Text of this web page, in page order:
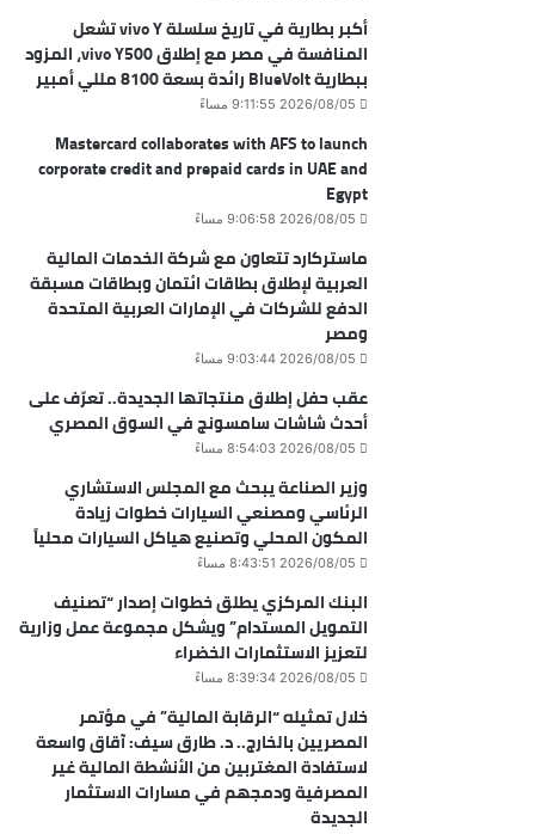
أكبر بطارية في تاريخ سلسلة vivo Y تشعل
المنافسة في مصر مع إطلاق vivo Y500، المزود
ببطارية BlueVolt رائدة بسعة 8100 مللي أمبير
2026/08/05 9:11:55 مساءً
Mastercard collaborates with AFS to launch
corporate credit and prepaid cards in UAE and
Egypt
2026/08/05 9:06:58 مساءً
ماستركارد تتعاون مع شركة الخدمات المالية
العربية لإطلاق بطاقات ائتمان وبطاقات مسبقة
الدفع للشركات في الإمارات العربية المتحدة
ومصر
2026/08/05 9:03:44 مساءً
عقب حفل إطلاق منتجاتها الجديدة.. تعرّف على
أحدث شاشات سامسونج في السوق المصري
2026/08/05 8:54:03 مساءً
وزير الصناعة يبحث مع المجلس الاستشاري
الرئاسي ومصنعي السيارات خطوات زيادة
المكون المحلي وتصنيع هياكل السيارات محلياً
2026/08/05 8:43:51 مساءً
البنك المركزي يطلق خطوات إصدار “تصنيف
التمويل المستدام” ويشكل مجموعة عمل وزارية
لتعزيز الاستثمارات الخضراء
2026/08/05 8:39:34 مساءً
خلال تمثيله “الرقابة المالية” في مؤتمر
المصريين بالخارج.. د. طارق سيف: آقاق واسعة
لاستفادة المغتربين من الأنشطة المالية غير
المصرفية ودمجهم في مسارات الاستثمار
الجديدة